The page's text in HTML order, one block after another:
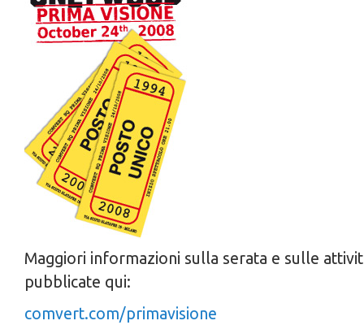
Maggiori informazioni sulla serata e sulle
pubblicate qui:
comvert.com/primavisione